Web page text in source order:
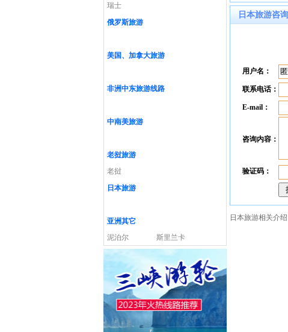
瑞士
俄罗斯旅游
美国、加拿大旅游
非洲中东旅游线路
中南美旅游
老挝旅游
老挝
日本旅游
亚洲其它
泥泊尔
斯里兰卡
日本旅游咨询
用户名：
联系电话：
E-mail：
咨询内容：
验证码：
日本旅游相关介绍